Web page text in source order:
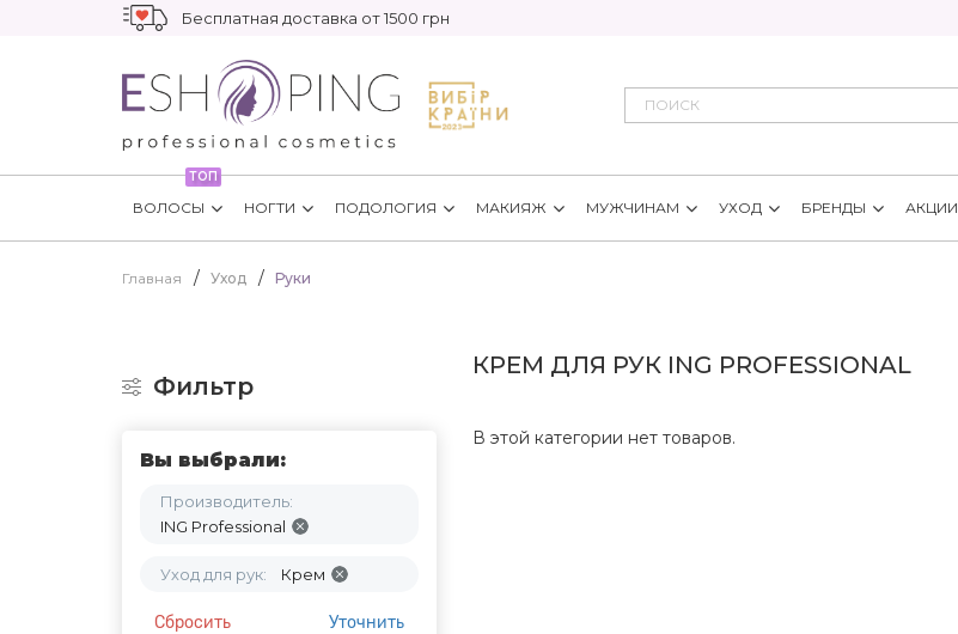
Бесплатная доставка от 1500 грн
ТОП
ВОЛОСЫ НОГТИ ПОДОЛОГИЯ МАКИЯЖ МУЖЧИНАМ УХОД БРЕНДЫ АКЦИИ
Главная Уход Руки
Фильтр
Вы выбрали:
Производитель:
ING Professional
Уход для рук: Крем
Сбросить Уточнить
КРЕМ ДЛЯ РУК ING PROFESSIONAL
В этой категории нет товаров.